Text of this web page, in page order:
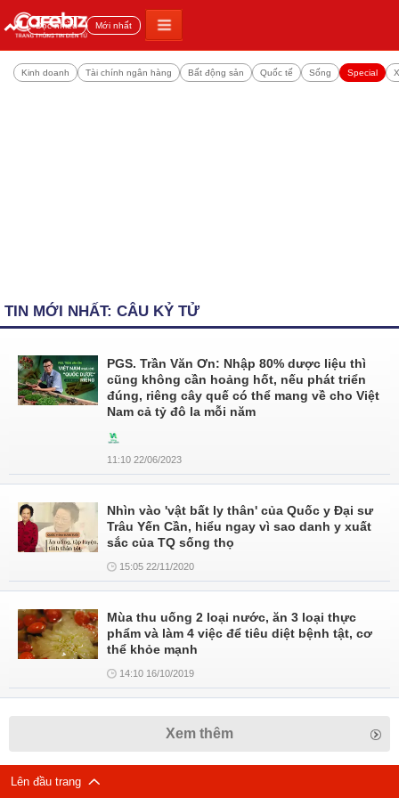
Đọc nhiều Mới nhất
Kinh doanh Tài chính ngân hàng Bất động sản Quốc tế Sống Special
TIN MỚI NHẤT: CÂU KỶ TỬ
PGS. Trần Văn Ơn: Nhập 80% dược liệu thì
cũng không cần hoảng hốt, nếu phát triển
đúng, riêng cây quế có thể mang về cho Việt
Nam cả tỷ đô la mỗi năm
11:10 22/06/2023
Nhìn vào 'vật bất ly thân' của Quốc y Đại sư
Trâu Yến Cần, hiểu ngay vì sao danh y xuất
sắc của TQ sống thọ
15:05 22/11/2020
Mùa thu uống 2 loại nước, ăn 3 loại thực
phẩm và làm 4 việc để tiêu diệt bệnh tật, cơ
thể khỏe mạnh
14:10 16/10/2019
Xem thêm
Lên đầu trang